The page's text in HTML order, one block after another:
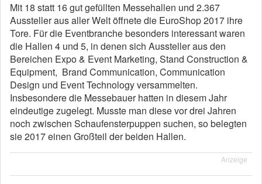
Mit 18 statt 16 gut gefüllten Messehallen und 2.367
Aussteller aus aller Welt öffnete die EuroShop 2017 ihre
Tore. Für die Eventbranche besonders interessant waren
die Hallen 4 und 5, in denen sich Aussteller aus den
Bereichen Expo & Event Marketing, Stand Construction &
Equipment, Brand Communication, Communication
Design und Event Technology versammelten.
Insbesondere die Messebauer hatten in diesem Jahr
eindeutige zugelegt. Musste man diese vor drei Jahren
noch zwischen Schaufensterpuppen suchen, so belegten
sie 2017 einen Großteil der beiden Hallen.
Anzeige